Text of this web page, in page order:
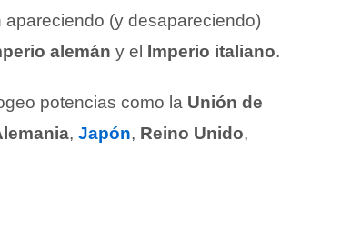
apareciendo (y desapareciendo)
alemán y el Imperio italiano.
potencias como la Unión de
, Japón, Reino Unido,